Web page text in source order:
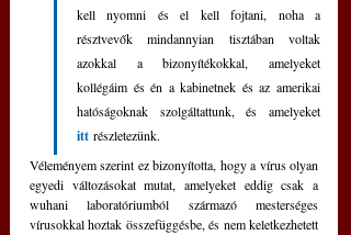
kell nyomni és el kell fojtani, noha a
résztvevők mindannyian tisztában voltak
azokkal a bizonyítékokkal, amelyeket
kollégáim és én a kabinetnek és az amerikai
itt részletezünk.
Véleményem szerint ez bizonyította, hogy a vírus olyan
egyedi változásokat mutat, amelyeket eddig csak a
wuhani laboratóriumból származó mesterséges
vírusokkal hoztak összefüggésbe, és nem keletkezhetett